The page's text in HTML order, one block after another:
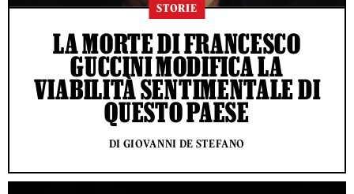
STORIE
LA MORTE DI FRANCESCO
GUCCINI MODIFICA LA
VIABILITÀ SENTIMENTALE DI
QUESTO PAESE
DI GIOVANNI DE STEFANO